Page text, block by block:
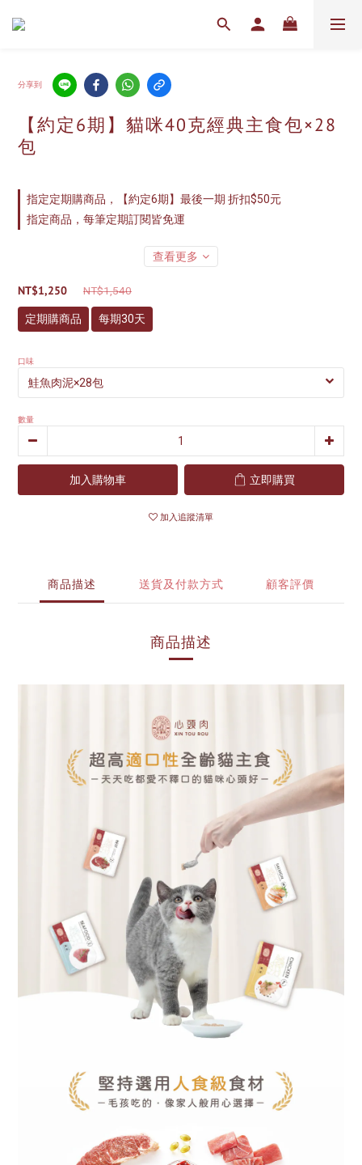
分享到
【約定6期】貓咪40克經典主食包×28
包
指定定期購商品，【約定6期】最後一期 折扣$50元
指定商品，每筆定期訂閱皆免運
查看更多
NT$1,540
NT$1,250
定期購商品 每期30天
口味
數量
加入購物車 立即購買
加入追蹤清單
商品描述 送貨及付款方式 顧客評價
商品描述